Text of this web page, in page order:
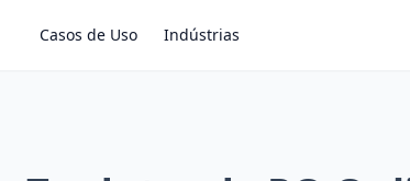
Casos de Uso Indústrias